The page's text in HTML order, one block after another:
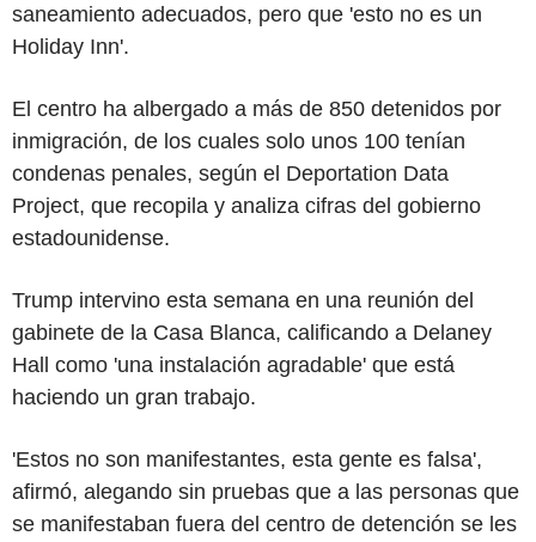
saneamiento adecuados, pero que 'esto no es un
Holiday Inn'.
El centro ha albergado a más de 850 detenidos por
inmigración, de los cuales solo unos 100 tenían
condenas penales, según el Deportation Data
Project, que recopila y analiza cifras del gobierno
estadounidense.
Trump intervino esta semana en una reunión del
gabinete de la Casa Blanca, calificando a Delaney
Hall como 'una instalación agradable' que está
haciendo un gran trabajo.
'Estos no son manifestantes, esta gente es falsa',
afirmó, alegando sin pruebas que a las personas que
se manifestaban fuera del centro de detención se les